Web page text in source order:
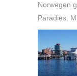
Norwegen
Paradies.